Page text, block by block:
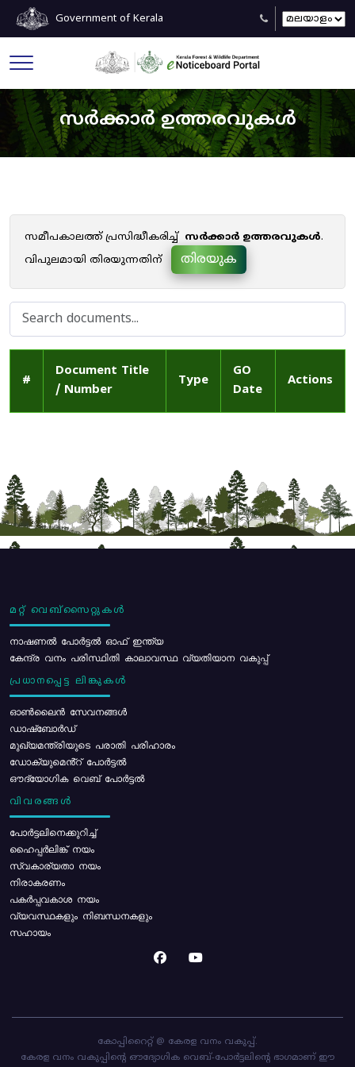
Government of Kerala
സർക്കാർ ഉത്തരവുകൾ
സമീപകാലത്ത് പ്രസിദ്ധീകരിച്ച് സർക്കാർ ഉത്തരവുകൾ.
വിപുലമായി തിരയുന്നതിന്
തിരയുക
#
Document Title
/ Number
Type
GO
Date
Actions
മറ്റ് വെബ്സൈറ്റുകൾ
നാഷണൽ പോർട്ടൽ ഓഫ് ഇന്ത്യ
കേന്ദ്ര വനം പരിസ്ഥിതി കാലാവസ്ഥ വ്യതിയാന വകുപ്പ്
പ്രധാനപ്പെട്ട ലിങ്കുകൾ
ഓൺലൈൻ സേവനങ്ങൾ
ഡാഷ്ബോർഡ്
മുഖ്യമന്ത്രിയുടെ പരാതി പരിഹാരം
ഡോക്യുമെൻ്റ് പോർട്ടൽ
ഔദ്യോഗിക വെബ് പോർട്ടൽ
വിവരങ്ങൾ
പോര്‍ട്ടലിനെക്കുറിച്ച്
ഹൈപ്പർലിങ്ക് നയം
സ്വകാര്യതാ നയം
നിരാകരണം
പകർപ്പവകാശ നയം
വ്യവസ്ഥകളും നിബന്ധനകളും
സഹായം
കോപ്പിറൈറ്റ് @ കേരള വനം വകുപ്പ്.
കേരള വനം വകുപ്പിന്റെ ഔദ്യോഗിക വെബ്-പോർട്ടലിന്റെ ഭാഗമാണ് ഈ